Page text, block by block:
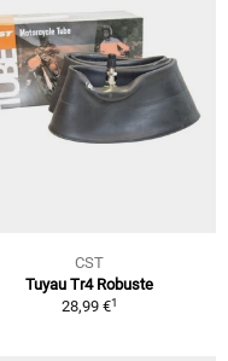
CST
Tuyau Tr4 Robuste
28,99 €1